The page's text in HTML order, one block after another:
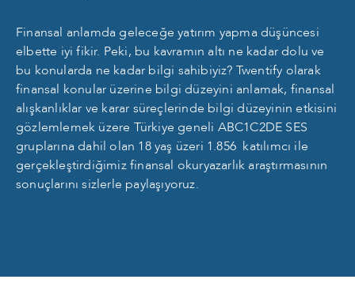
Finansal anlamda geleceğe yatırım yapma düşüncesi
elbette iyi fikir. Peki, bu kavramın altı ne kadar dolu ve
bu konularda ne kadar bilgi sahibiyiz? Twentify olarak
finansal konular üzerine bilgi düzeyini anlamak, finansal
alışkanlıklar ve karar süreçlerinde bilgi düzeyinin etkisini
gözlemlemek üzere Türkiye geneli ABC1C2DE SES
gruplarına dahil olan 18 yaş üzeri 1.856 katılımcı ile
gerçekleştirdiğimiz finansal okuryazarlık araştırmasının
sonuçlarını sizlerle paylaşıyoruz.